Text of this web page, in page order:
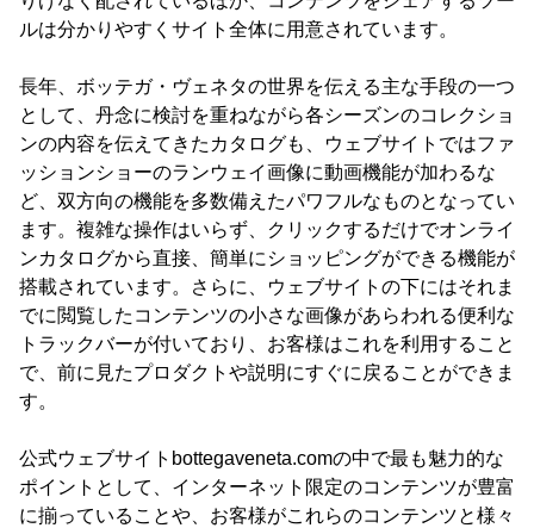
ルは分かりやすくサイト全体に用意されています。
長年、ボッテガ・ヴェネタの世界を伝える主な手段の一つ
として、丹念に検討を重ねながら各シーズンのコレクショ
ンの内容を伝えてきたカタログも、ウェブサイトではファ
ッションショーのランウェイ画像に動画機能が加わるな
ど、双方向の機能を多数備えたパワフルなものとなってい
ます。複雑な操作はいらず、クリックするだけでオンライ
ンカタログから直接、簡単にショッピングができる機能が
搭載されています。さらに、ウェブサイトの下にはそれま
でに閲覧したコンテンツの小さな画像があらわれる便利な
トラックバーが付いており、お客様はこれを利用すること
で、前に見たプロダクトや説明にすぐに戻ることができま
す。
公式ウェブサイトbottegaveneta.comの中で最も魅力的な
ポイントとして、インターネット限定のコンテンツが豊富
に揃っていることや、お客様がこれらのコンテンツと様々